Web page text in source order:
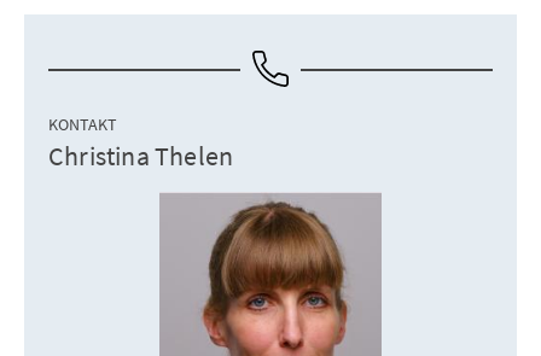
KONTAKT
Christina Thelen